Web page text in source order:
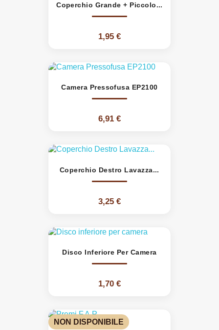
Coperchio Grande + Piccolo...
1,95 €
Camera Pressofusa EP2100
6,91 €
Coperchio Destro Lavazza...
3,25 €
Disco Inferiore Per Camera
1,70 €
NON DISPONIBILE